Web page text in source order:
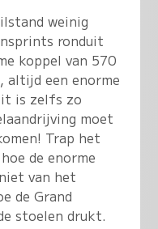
weinig
ronduit
koppel van 570
altijd een enorme
is zelfs zo
moet
Trap het
de enorme
van het
de Grand
stoelen drukt.